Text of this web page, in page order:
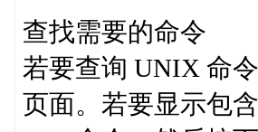
查找需要的命令
若要查询 UNIX 命
页面。若要显示包